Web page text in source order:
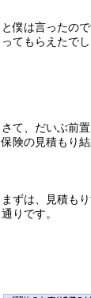
と僕は言ったの
ってもらえたでし
さて、だいぶ前
保険の見積もり
まずは、見積も
通りです。